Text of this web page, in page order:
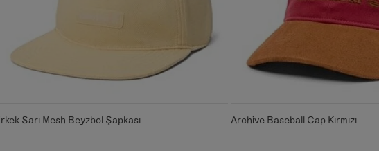
Sarı Mesh Beyzbol Şapkası Archive Baseball Cap Kırmızı